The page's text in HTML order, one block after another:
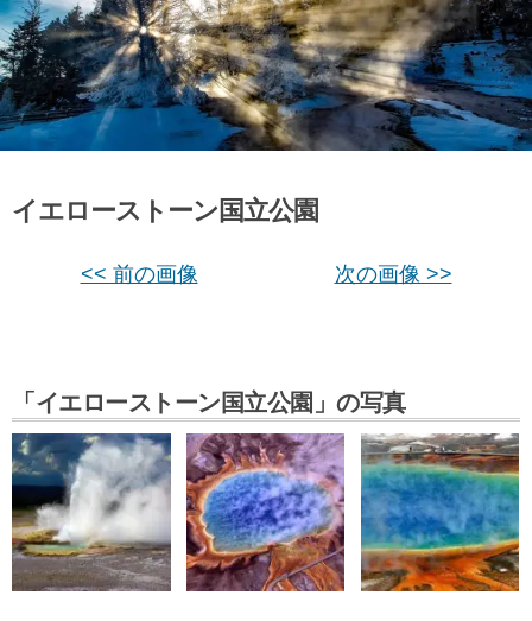
イエローストーン国立公園
<< 前の画像 次の画像 >>
「イエローストーン国立公園」の写真